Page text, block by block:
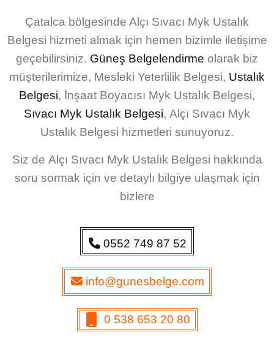
Çatalca bölgesinde Alçı Sıvacı Myk Ustalık
Belgesi hizmeti almak için hemen bizimle iletişime
geçebilirsiniz. Güneş Belgelendirme olarak biz
müşterilerimize, Mesleki Yeterlilik Belgesi, Ustalık
Belgesi, İnşaat Boyacısı Myk Ustalık Belgesi,
Sıvacı Myk Ustalık Belgesi, Alçı Sıvacı Myk
Ustalık Belgesi hizmetleri sunuyoruz.
Siz de Alçı Sıvacı Myk Ustalık Belgesi hakkında
soru sormak için ve detaylı bilgiye ulaşmak için
bizlere
0552 749 87 52
info@gunesbelge.com
0 538 653 20 80